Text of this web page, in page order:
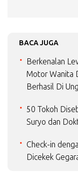
BACA JUGA
Berkenalan
Motor Wanita
Berhasil Di
50 Tokoh
Suryo dan
Check-in
Dicekek